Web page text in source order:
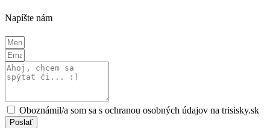
Napíšte nám
Oboznámil/a som sa s ochranou osobných údajov na trisisky.sk
Poslať